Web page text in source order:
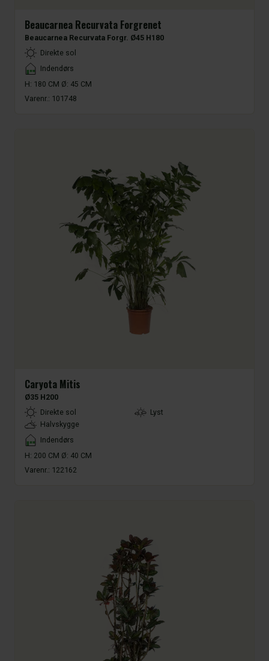
Beaucarnea Recurvata Forgrenet
Beaucarnea Recurvata Forgr. Ø45 H180
LightTypeDirekte sol
Placement
Indendørs
H: 180 CM Ø: 45 CM
Varenr.: 101748
Caryota Mitis
Ø35 H200
LightTypeDirekte sol
Lyst
Halvskygge
Placement
Indendørs
H: 200 CM Ø: 40 CM
Varenr.: 122162